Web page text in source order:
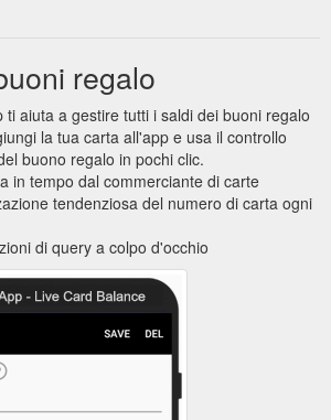
regalo
ti aiuta a gestire tutti i saldi dei buoni regalo
la tua carta all'app e usa il controllo
buono regalo in pochi clic.
in tempo dal commerciante di carte
tendenziosa del numero di carta ogni
di query a colpo d'occhio